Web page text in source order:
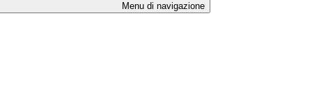
Menu di navigazione